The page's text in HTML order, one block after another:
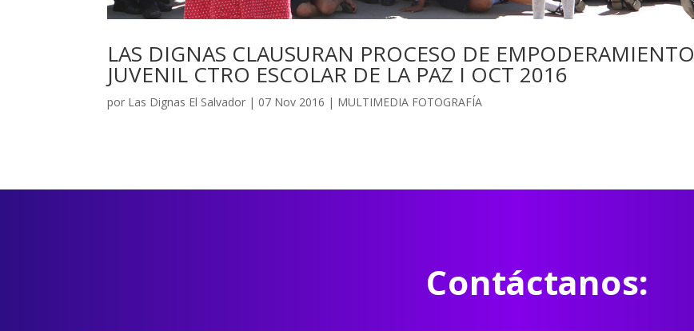
LAS DIGNAS CLAUSURAN PROCESO DE EMPODERAMIENTO
JUVENIL CTRO ESCOLAR DE LA PAZ I OCT 2016
por Las Dignas El Salvador | 07 Nov 2016 | MULTIMEDIA FOTOGRAFÍA
Contáctanos: